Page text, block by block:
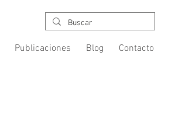
Publicaciones Blog Contacto